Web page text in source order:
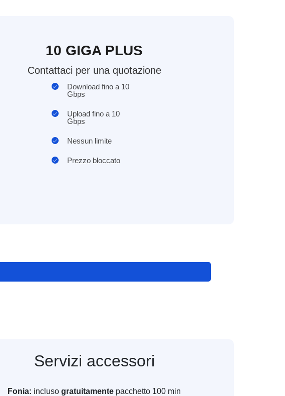
10 GIGA PLUS
Contattaci per una quotazione
Download fino a 10
Gbps
Upload fino a 10
Gbps
Nessun limite
Prezzo bloccato
Servizi accessori
Fonia: incluso gratuitamente pacchetto 100 min